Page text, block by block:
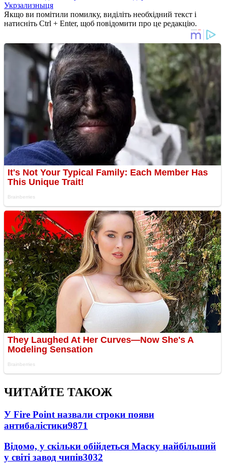
Укрзализныця
Якщо ви помітили помилку, виділіть необхідний текст і
натисніть Ctrl + Enter, щоб повідомити про це редакцію.
ЧИТАЙТЕ ТАКОЖ
У Fire Point назвали строки появи
антибалістики9871
Відомо, у скільки обійдеться Маску найбільший
у світі завод чипів3032